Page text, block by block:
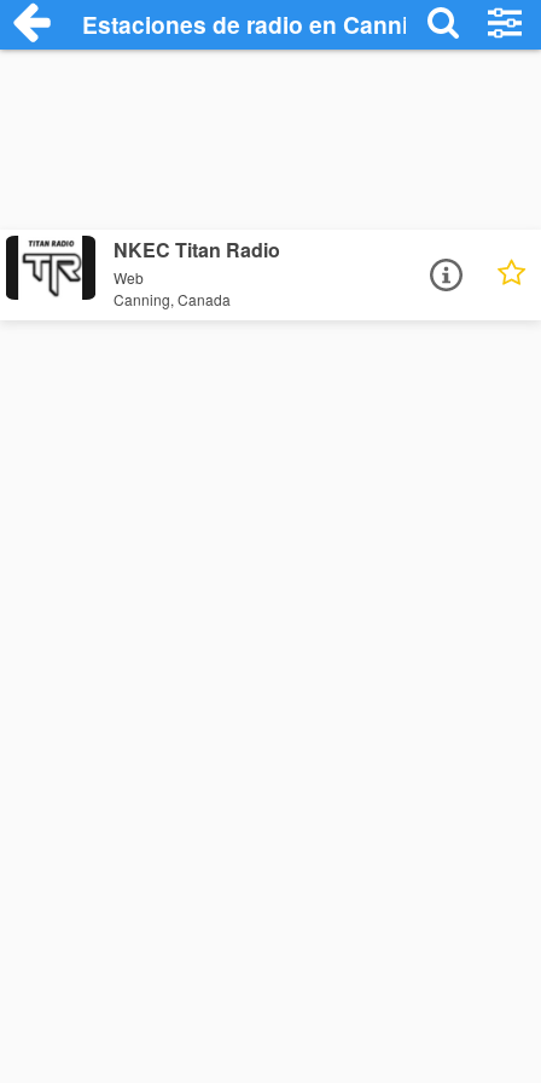
Estaciones de radio en Canning -
NKEC Titan Radio
Web
Canning, Canada